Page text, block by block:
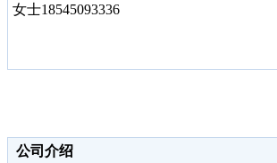
女士18545093336
公司介绍